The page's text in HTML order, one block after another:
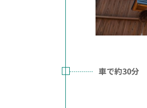
車で約30分